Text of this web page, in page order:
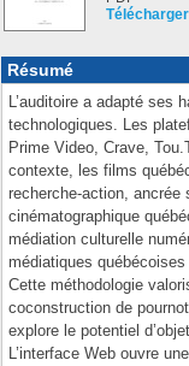
Résumé
L’auditoire a adapté ses
technologiques. Les
Prime Video, Crave,
contexte, les films
recherche-action, ancrée
cinématographique
médiation culturelle
médiatiques
Cette méthodologie
coconstruction de
explore le potentiel
L’interface Web ouvre